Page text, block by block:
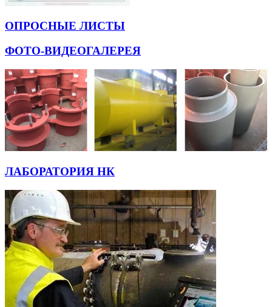
ОПРОСНЫЕ ЛИСТЫ
ФОТО-ВИДЕОГАЛЕРЕЯ
ЛАБОРАТОРИЯ НК